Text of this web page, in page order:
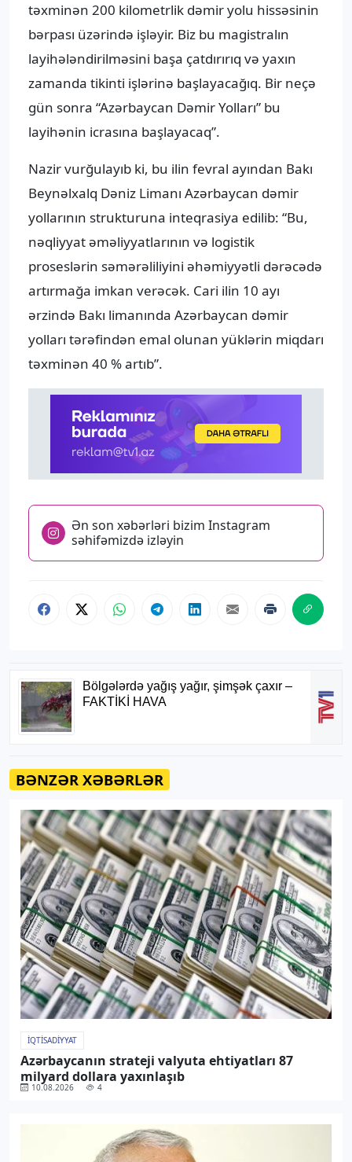
təxminən 200 kilometrlik dəmir yolu hissəsinin
bərpası üzərində işləyir. Biz bu magistralın
layihələndirilməsini başa çatdırırıq və yaxın
zamanda tikinti işlərinə başlayacağıq. Bir neçə
gün sonra “Azərbaycan Dəmir Yolları” bu
layihənin icrasına başlayacaq”.
Nazir vurğulayıb ki, bu ilin fevral ayından Bakı
Beynəlxalq Dəniz Limanı Azərbaycan dəmir
yollarının strukturuna inteqrasiya edilib: “Bu,
nəqliyyat əməliyyatlarının və logistik
proseslərin səmərəliliyini əhəmiyyətli dərəcədə
artırmağa imkan verəcək. Cari ilin 10 ayı
ərzində Bakı limanında Azərbaycan dəmir
yolları tərəfindən emal olunan yüklərin miqdarı
təxminən 40 % artıb”.
Ən son xəbərləri bizim Instagram
səhifəmizdə izləyin
BƏNZƏR XƏBƏRLƏR
İQTISADIYYAT
Azərbaycanın strateji valyuta ehtiyatları 87
milyard dollara yaxınlaşıb
10.08.2026 4